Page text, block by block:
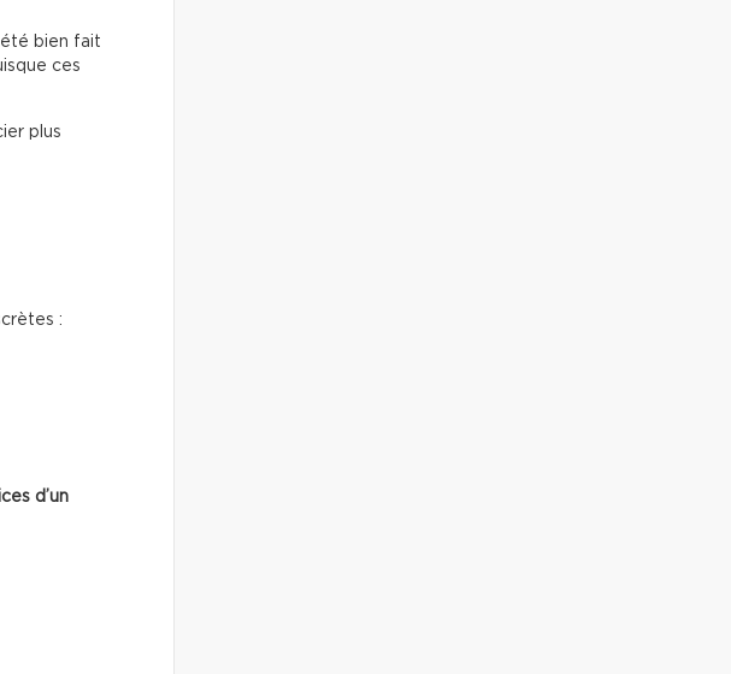
été bien fait
ces
plus
:
d’un